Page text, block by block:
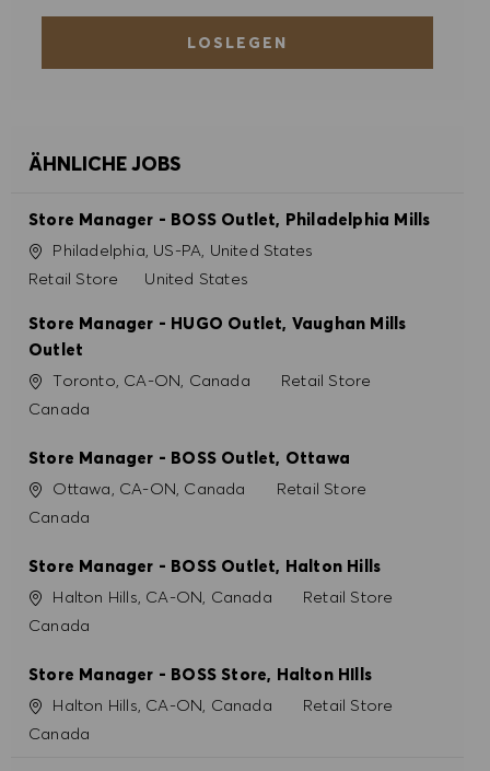
LOSLEGEN
ÄHNLICHE JOBS
Store Manager - BOSS Outlet, Philadelphia Mills
Ort Philadelphia, US-PA, United States
Kategorie
Retail Store United States
Store Manager - HUGO Outlet, Vaughan Mills
Outlet
OrtToronto, CA-ON, Canada Kategorie
Retail Store
Canada
Store Manager - BOSS Outlet, Ottawa
Ort Ottawa, CA-ON, Canada Kategorie
Retail Store
Canada
Store Manager - BOSS Outlet, Halton Hills
Ort Halton Hills, CA-ON, Canada Kategorie
Retail Store
Canada
Store Manager - BOSS Store, Halton HIlls
Ort Halton Hills, CA-ON, Canada Kategorie
Retail Store
Canada